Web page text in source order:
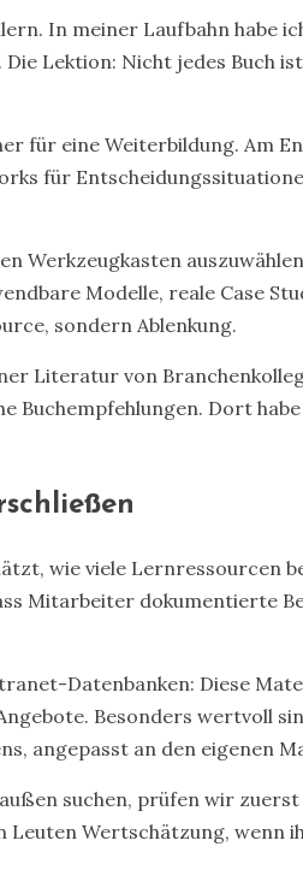
In meiner Laufbahn habe
Lektion: Nicht jedes Buch
für eine Weiterbildung. Am
für
Werkzeugkasten
Modelle, reale Case
sondern Ablenkung.
Literatur von
Buchempfehlungen. Dort
wie viele Lernressourcen
Mitarbeiter dokumentierte
Datenbanken: Diese
Besonders wertvoll
angepasst an den eigenen
suchen, prüfen wir
Wertschätzung, wenn